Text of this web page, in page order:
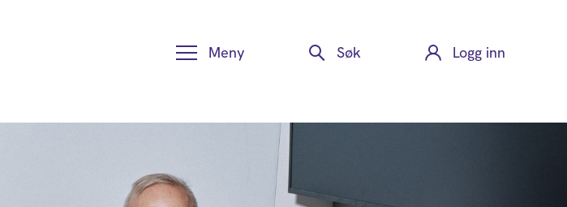
Meny Søk Logg inn